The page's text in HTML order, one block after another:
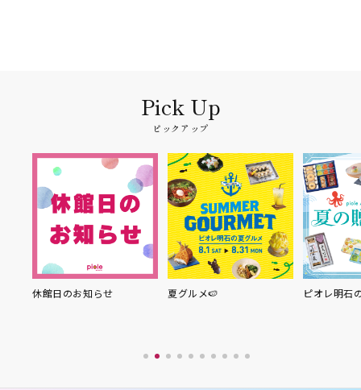
ピックアップ
休館日のお知らせ 夏グルメ🍉 ピオレ明石